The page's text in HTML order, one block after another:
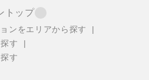
トップ
ンをエリアから探す
す
す